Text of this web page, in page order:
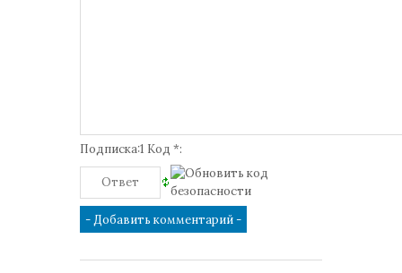
Подписка:1 Код *: